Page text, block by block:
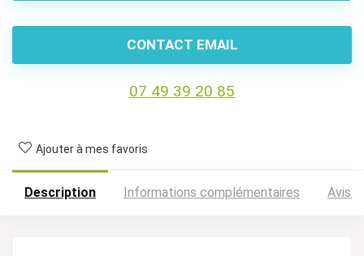
CONTACT EMAIL
07 49 39 20 85
Ajouter à mes favoris
Description Informations complémentaires Avis